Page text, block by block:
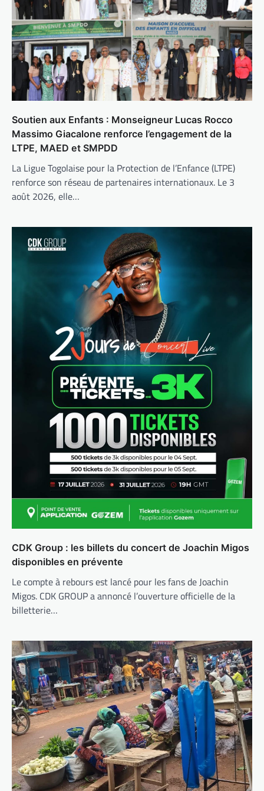
Soutien aux Enfants : Monseigneur Lucas Rocco
Massimo Giacalone renforce l’engagement de la
LTPE, MAED et SMPDD
La Ligue Togolaise pour la Protection de l’Enfance (LTPE)
renforce son réseau de partenaires internationaux. Le 3
août 2026, elle…
CDK Group : les billets du concert de Joachin Migos
disponibles en prévente
Le compte à rebours est lancé pour les fans de Joachin
Migos. CDK GROUP a annoncé l’ouverture officielle de la
billetterie…